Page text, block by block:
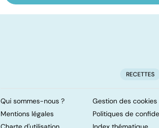
pour la vie
et
RECETTES
Qui sommes-nous ?
Gestion des cookies
Mentions légales
Politiques de